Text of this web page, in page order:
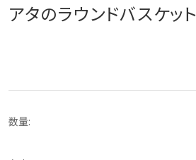
アタのラウンドバスケット
数量: